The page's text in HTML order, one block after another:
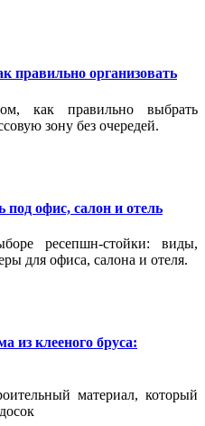
правильно организовать
как правильно выбрать
зону без очередей.
офис, салон и отель
ресепшн-стойки: виды,
для офиса, салона и отеля.
из клееного бруса:
материал, который